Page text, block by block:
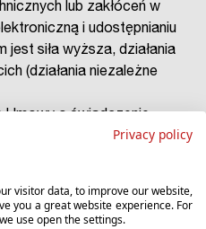
lub zakłóceń w
i udostępnianiu
siła wyższa, działania
(działania niezależne
Umowy o świadczenie
udostępniane są w
w sprawach
Privacy policy
visitor data, to improve our website,
you a great website experience. For
use open the settings.